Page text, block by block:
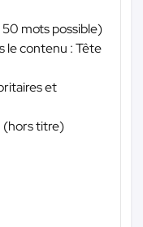
mots possible)
le contenu : Tête
et
(hors titre)